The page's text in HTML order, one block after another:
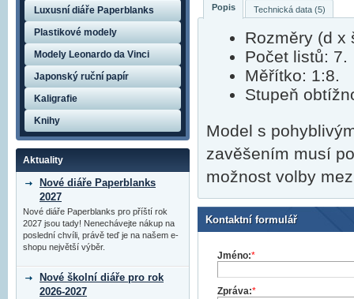
Popis Technická data (5)
Rozměry (d x
Počet listů: 7.
Měřítko: 1:8.
Stupeň
Model s
zavěšením musí
možnost volby
Kontaktní formulář
Jméno:*
Zpráva:*
Luxusní diáře Paperblanks
Plastikové modely
Modely Leonardo da Vinci
Japonský ruční papír
Kaligrafie
Knihy
Aktuality
Nové diáře Paperblanks
2027
Nové diáře Paperblanks pro příští rok
2027 jsou tady! Nenechávejte nákup na
poslední chvíli, právě teď je na našem e-
shopu největší výběr.
Nové školní diáře pro rok
2026-2027